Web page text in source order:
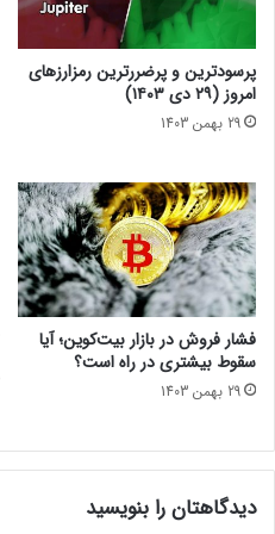
منبع
کریپتو پوتی‌تو
اشتراک‌گذاری
اخبار کوتاه
ل
؟
!
ب
ز
ی
X
D
f
i
a
n
t
ی
و
ب
ی
ف
آ
پرسودترین و پرضررترین رمزارزهای
امروز (۲۹ دی ۱۴۰۳)
29 بهمن 1403
فشار فروش در بازار بیت‌کوین؛ آیا
سقوط بیشتری در راه است؟
29 بهمن 1403
دیدگاهتان را بنویسید